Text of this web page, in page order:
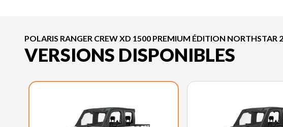
POLARIS RANGER CREW XD 1500 PREMIUM ÉDITION NORTHSTAR
VERSIONS DISPONIBLES